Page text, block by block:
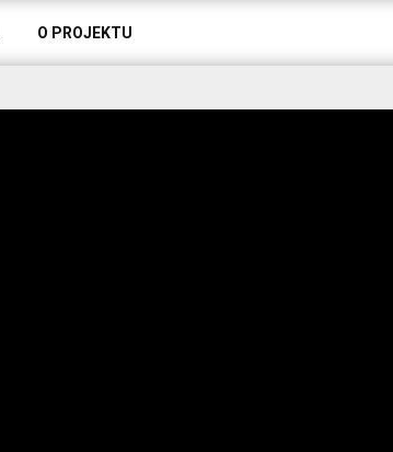
O PROJEKTU